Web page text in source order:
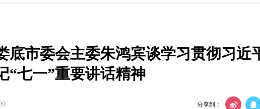
省组织建设工作会议
常委会议召开
年度理论学习中心组第四次集体学习
底市委会主委朱鸿宾谈学习贯彻习近
“七一”重要讲话精神
分享到：